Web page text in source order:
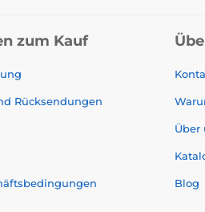
zum Kauf
Rücksendungen
Über
Blog